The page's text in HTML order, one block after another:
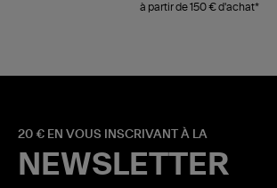
à partir de 150 € d'achat*
20 € EN VOUS INSCRIVANT À LA
NEWSLETTER